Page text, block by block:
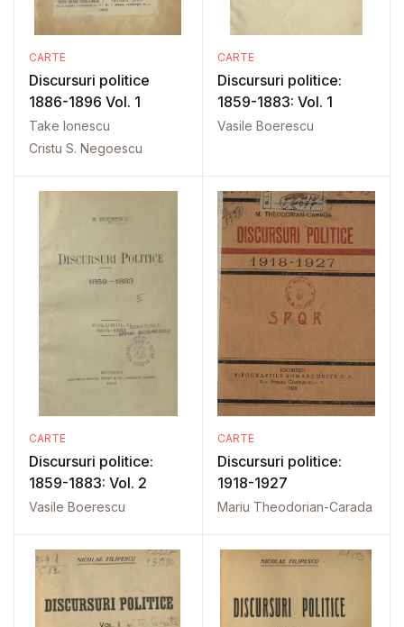
CARTE
Discursuri politice
1886-1896 Vol. 1
Take Ionescu
Cristu S. Negoescu
CARTE
Discursuri politice:
1859-1883: Vol. 1
Vasile Boerescu
CARTE
Discursuri politice:
1859-1883: Vol. 2
Vasile Boerescu
CARTE
Discursuri politice:
1918-1927
Mariu Theodorian-Carada